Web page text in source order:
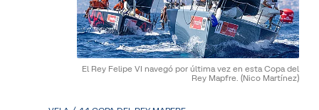
El Rey Felipe VI navegó por última vez en esta Copa del
Rey Mapfre. (Nico Martínez)